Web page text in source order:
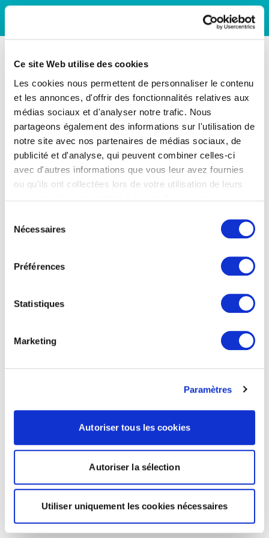
Ce site Web utilise des cookies
Les cookies nous permettent de personnaliser le contenu
et les annonces, d'offrir des fonctionnalités relatives aux
médias sociaux et d'analyser notre trafic. Nous
partageons également des informations sur l'utilisation de
notre site avec nos partenaires de médias sociaux, de
publicité et d'analyse, qui peuvent combiner celles-ci
avec d'autres informations que vous leur avez fournies
ou qu'ils ont collectées lors de votre utilisation de leurs
Nécessaires
Préférences
Statistiques
Marketing
Paramètres
Autoriser tous les cookies
Autoriser la sélection
Utiliser uniquement les cookies nécessaires